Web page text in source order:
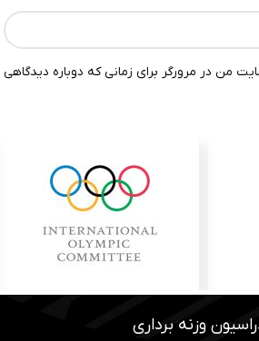
من در مرورگر برای زمانی که دوباره دیدگاهی
وزنه برداری